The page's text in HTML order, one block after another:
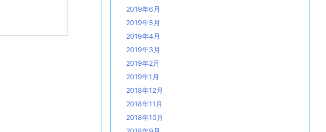
2019年6月
2019年5月
2019年4月
2019年3月
2019年2月
2019年1月
2018年12月
2018年11月
2018年10月